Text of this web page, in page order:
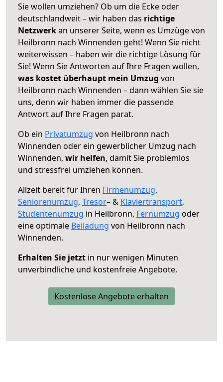
Sie wollen umziehen? Ob um die Ecke oder
deutschlandweit – wir haben das richtige
Netzwerkan unserer Seite, wenn es Umzüge von
Heilbronn nach Winnenden geht! Wenn Sie nicht
weiterwissen – haben wir die richtige Lösung für
Sie! Wenn Sie Antworten auf Ihre Fragen wollen,
was kostet überhaupt mein Umzug von
Heilbronn nach Winnenden – dann wählen Sie sie
uns, denn wir haben immer die passende
Antwort auf Ihre Fragen parat.
Ob ein Privatumzug von Heilbronn nach
Winnenden oder ein gewerblicher Umzug nach
Winnenden, wir helfen, damit Sie problemlos
und stressfrei umziehen können.
Allzeit bereit für Ihren Firmenumzug,
Seniorenumzug, Tresor– & Klaviertransport,
Studentenumzug in Heilbronn, Fernumzug oder
eine optimale Beiladung von Heilbronn nach
Winnenden.
Erhalten Sie jetzt in nur wenigen Minuten
unverbindliche und kostenfreie Angebote.
Kostenlose Angebote erhalten